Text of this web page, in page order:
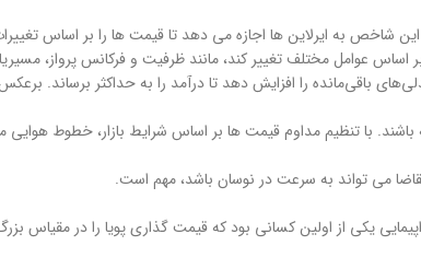
به ایرلاین ها اجازه می دهد تا قیمت ها را بر اساس تغییرات
عوامل مختلف تغییر کند، مانند ظرفیت و فرکانس پرواز،
باقی‌مانده را افزایش دهد تا درآمد را به حداکثر برساند.
با تنظیم مداوم قیمت ها بر اساس شرایط بازار، خطوط هوایی
می تواند به سرعت در نوسان باشد، مهم است.
یکی از اولین کسانی بود که قیمت گذاری پویا را در مقیاس